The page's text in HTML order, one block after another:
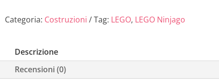
Categoria: Costruzioni Tag: LEGO, LEGO Ninjago
Descrizione
Recensioni (0)